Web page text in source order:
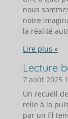
nous
notre
la réalité
Lire plus »
Lecture
7 août 2025
Un recueil
relie à la
par un fil